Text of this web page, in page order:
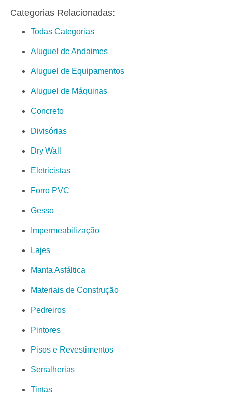
Categorias Relacionadas:
Todas Categorias
Aluguel de Andaimes
Aluguel de Equipamentos
Aluguel de Máquinas
Concreto
Divisórias
Dry Wall
Eletricistas
Forro PVC
Gesso
Impermeabilização
Lajes
Manta Asfáltica
Materiais de Construção
Pedreiros
Pintores
Pisos e Revestimentos
Serralherias
Tintas